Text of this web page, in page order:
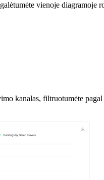
vienoje diagramoje
kanalas, filtruotumėte